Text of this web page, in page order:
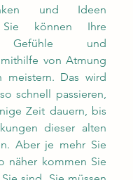
und Ideen
Sie können Ihre
Gefühle und
von Atmung
meistern. Das wird
schnell passieren,
Zeit dauern, bis
dieser alten
Aber je mehr Sie
näher kommen Sie